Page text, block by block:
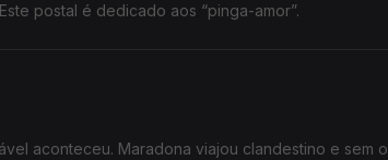
postal é dedicado aos “pinga-amor”.
aconteceu. Maradona viajou clandestino e sem